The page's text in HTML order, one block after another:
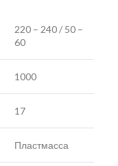
220 – 240 / 50 –
60
1000
17
Пластмасса